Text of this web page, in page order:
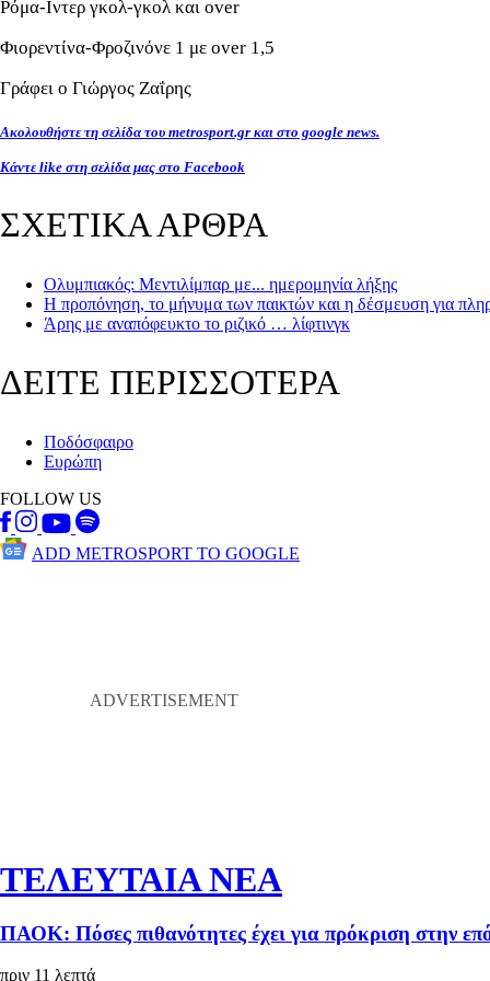
Ρόμα-Ιντερ γκολ-γκολ και over
Φιορεντίνα-Φροζινόνε 1 με over 1,5
Γράφει ο Γιώργος Ζαΐρης
Ακολουθήστε τη σελίδα του metrosport.gr και στο google news.
Κάντε like στη σελίδα μας στο Facebook
ΣΧΕΤΙΚΑ ΑΡΘΡΑ
Ολυμπιακός: Μεντιλίμπαρ με... ημερομηνία λήξης
Η προπόνηση, το μήνυμα των παικτών και η δέσμευση για
Άρης με αναπόφευκτο το ριζικό … λίφτινγκ
ΔΕΙΤΕ ΠΕΡΙΣΣΟΤΕΡΑ
Ποδόσφαιρο
Ευρώπη
FOLLOW US
ADD METROSPORT TO GOOGLE
ΤΕΛΕΥΤΑΙΑ ΝΕΑ
ΠΑΟΚ: Πόσες πιθανότητες έχει για πρόκριση στην
πριν 11 λεπτά